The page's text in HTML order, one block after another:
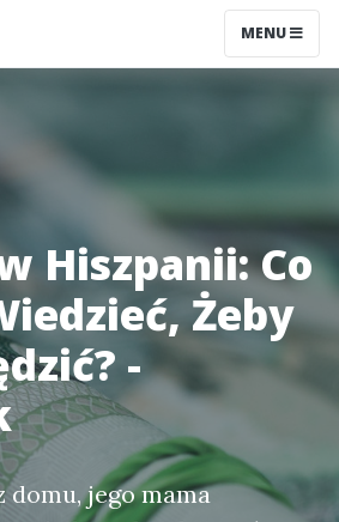
MENU
Hiszpanii: Co
Żeby
-
domu, jego mama